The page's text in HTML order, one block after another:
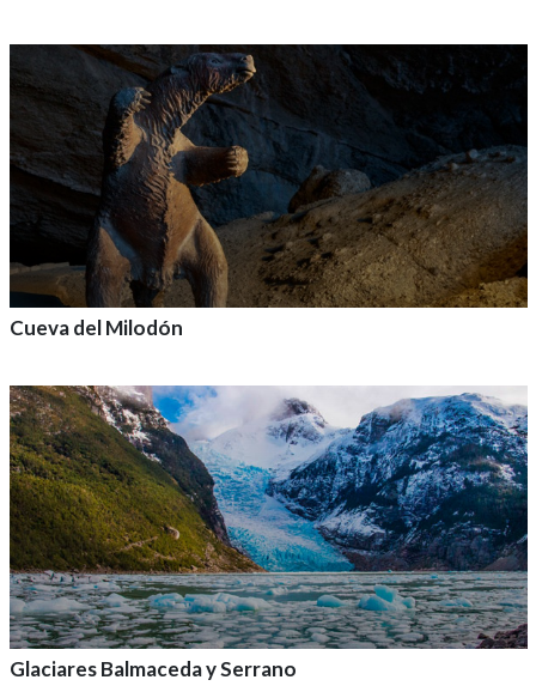
Cueva del Milodón
Glaciares Balmaceda y Serrano